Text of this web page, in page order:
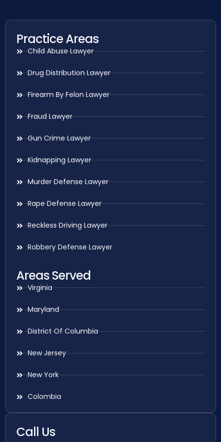
Practice Areas
Child Abuse Lawyer
Drug Distribution Lawyer
Firearm By Felon Lawyer
Fraud Lawyer
Gun Crime Lawyer
Kidnapping Lawyer
Murder Defense Lawyer
Rape Defense Lawyer
Reckless Driving Lawyer
Robbery Defense Lawyer
Areas Served
Virginia
Maryland
District Of Columbia
New Jersey
New York
Colombia
Call Us